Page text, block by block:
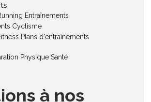
Entraînements
Cyclisme
Plans d'entraînements
Physique Santé
à nos